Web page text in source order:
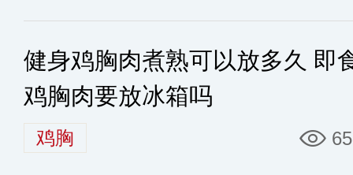
健身鸡胸肉煮熟可以放多久 即
鸡胸肉要放冰箱吗
鸡胸